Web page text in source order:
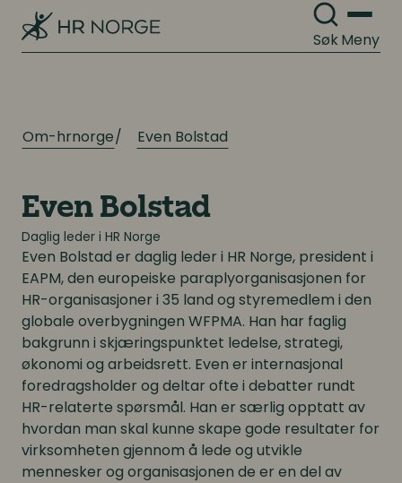
SøkMeny
Arbeidsgiverforhold
Personalpolitikk
Mangfold og inkludering
Digitalisering
Digitale løsninger innen HR
Digitale løsninger i virksomheten
Lederutvikling
Lønn og ytelser
Lønnsoppgjøret og tariff
Digitalisering
Digitale løsninger innen HR
Digitale løsninger i virksomheten
Om-hrnorge Even Bolstad
Even Bolstad
Daglig leder i HR Norge
Even Bolstad er daglig leder i HR Norge, president i
EAPM, den europeiske paraplyorganisasjonen for
HR-organisasjoner i 35 land og styremedlem i den
globale overbygningen WFPMA. Han har faglig
bakgrunn i skjæringspunktet ledelse, strategi,
økonomi og arbeidsrett. Even er internasjonal
foredragsholder og deltar ofte i debatter rundt
HR-relaterte spørsmål. Han er særlig opptatt av
hvordan man skal kunne skape gode resultater for
virksomheten gjennom å lede og utvikle
mennesker og organisasjonen de er en del av